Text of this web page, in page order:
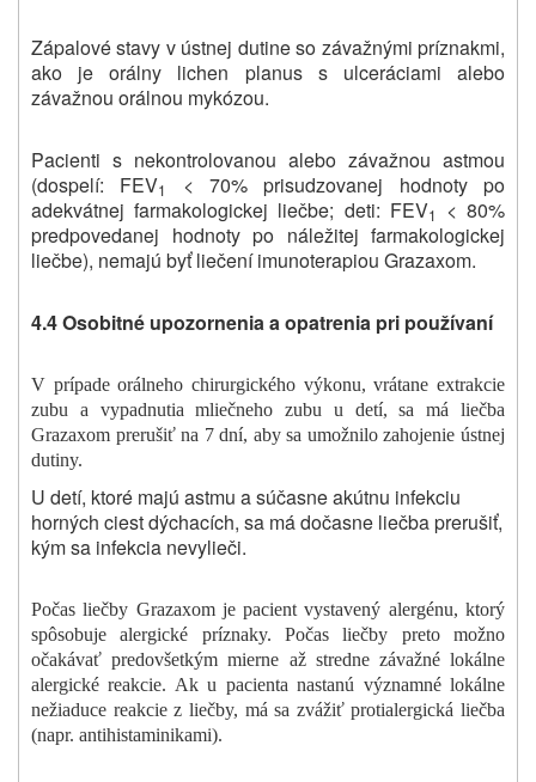
Zápalové stavy v ústnej dutine so závažnými príznakmi,
ako je orálny lichen planus s ulceráciami alebo
závažnou orálnou mykózou.
Pacienti s nekontrolovanou alebo závažnou astmou
(dospelí: FEV1
< 70% prisudzovanej hodnoty po
adekvátnej farmakologickej liečbe; deti: FEV1
< 80%
predpovedanej hodnoty po náležitej farmakologickej
liečbe), nemajú byť liečení imunoterapiou Grazaxom.
4.4 Osobitné upozornenia a opatrenia pri používaní
V prípade orálneho chirurgického výkonu, vrátane extrakcie
zubu a vypadnutia mliečneho zubu u detí, sa má liečba
Grazaxom prerušiť na 7 dní, aby sa umožnilo zahojenie ústnej
dutiny.
U detí, ktoré majú astmu a súčasne akútnu infekciu
horných ciest dýchacích, sa má dočasne liečba prerušiť,
kým sa infekcia nevylieči.
Počas liečby Grazaxom je pacient vystavený alergénu, ktorý
spôsobuje alergické príznaky. Počas liečby preto možno
očakávať predovšetkým mierne až stredne závažné lokálne
alergické reakcie. Ak u pacienta nastanú významné lokálne
nežiaduce reakcie z liečby, má sa zvážiť protialergická liečba
(napr. antihistaminikami).